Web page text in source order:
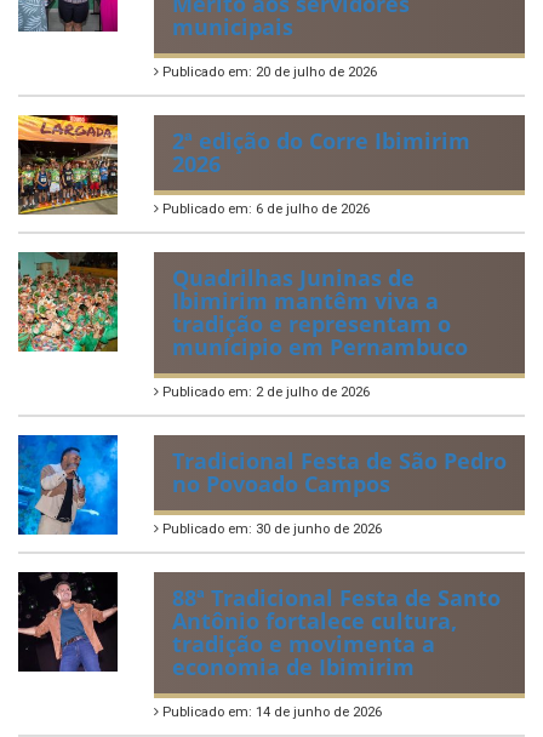
municipais
Publicado em: 20 de julho de 2026
2ª edição do Corre Ibimirim
2026
Publicado em: 6 de julho de 2026
Quadrilhas Juninas de
Ibimirim mantêm viva a
tradição e representam o
munícipio em Pernambuco
Publicado em: 2 de julho de 2026
Tradicional Festa de São Pedro
no Povoado Campos
Publicado em: 30 de junho de 2026
88ª Tradicional Festa de Santo
Antônio fortalece cultura,
tradição e movimenta a
economia de Ibimirim
Publicado em: 14 de junho de 2026